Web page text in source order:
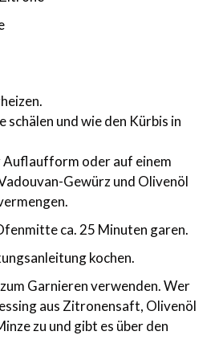
schälen und wie den Kürbis in
Auflaufform oder auf einem
Gewürz und Olivenöl
ca. 25 Minuten garen.
kochen.
Garnieren verwenden. Wer
aus Zitronensaft, Olivenöl
zu und gibt es über den